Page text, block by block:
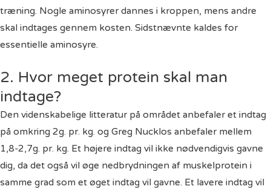
træning. Nogle aminosyrer dannes i kroppen, mens andre
skal indtages gennem kosten. Sidstnævnte kaldes for
essentielle aminosyre.
2. Hvor meget protein skal man
indtage?
Den videnskabelige litteratur på området anbefaler et indtag
på omkring 2g. pr. kg. og Greg Nucklos anbefaler mellem
1,8-2,7g. pr. kg. Et højere indtag vil ikke nødvendigvis gavne
dig, da det også vil øge nedbrydningen af muskelprotein i
samme grad som et øget indtag vil gavne. Et lavere indtag vil